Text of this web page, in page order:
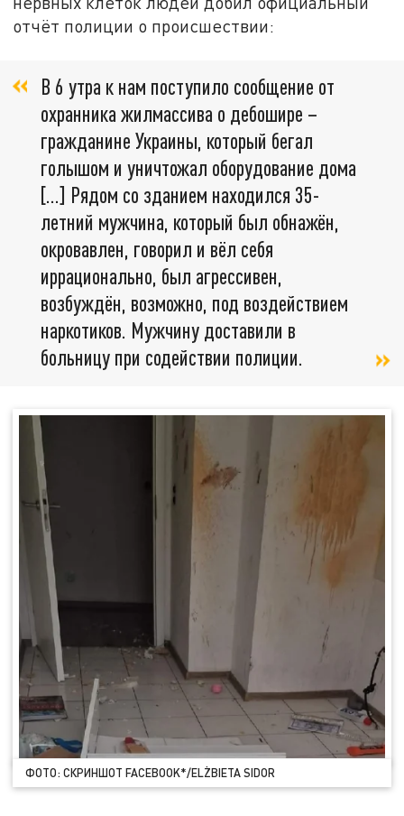
отчёт полиции о происшествии:
В 6 утра к нам поступило сообщение от
охранника жилмассива о дебошире –
гражданине Украины, который бегал
голышом и уничтожал оборудование дома
[…] Рядом со зданием находился 35-
летний мужчина, который был обнажён,
окровавлен, говорил и вёл себя
иррационально, был агрессивен,
возбуждён, возможно, под воздействием
наркотиков. Мужчину доставили в
больницу при содействии полиции.
ФОТО: СКРИНШОТ FACEBOOK*/ELŻBIETA SIDOR